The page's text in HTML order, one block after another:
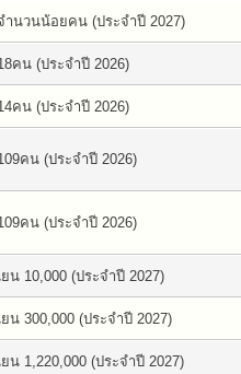
ำนวนน้อยคน (ประจำปี 2027)
คน (ประจำปี 2026)
คน (ประจำปี 2026)
คน (ประจำปี 2026)
คน (ประจำปี 2026)
ยน 10,000 (ประจำปี 2027)
ยน 300,000 (ประจำปี 2027)
ยน 1,220,000 (ประจำปี 2027)